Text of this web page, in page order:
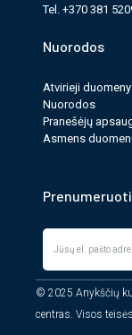
Tel. +370 381
Nuorodos
Atvirieji
Nuorodos
Pranešėjų
Asmens
© 2025 Anykščių
centras. Visos